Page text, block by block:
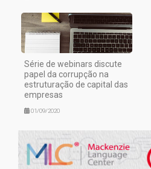
Série de webinars discute
papel da corrupção na
estruturação de capital das
empresas
01/09/2020